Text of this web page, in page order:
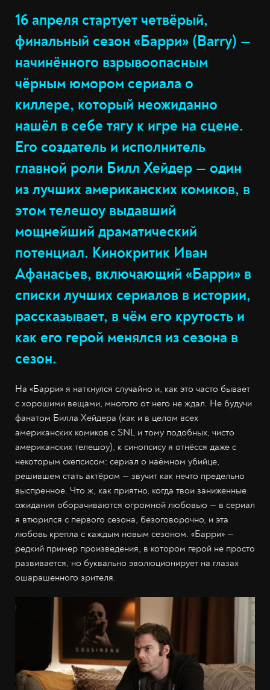
16 апреля стартует четвёрый,
финальный сезон «Барри» (Barry) —
начинённого взрывоопасным
чёрным юмором сериала о
киллере, который неожиданно
нашёл в себе тягу к игре на сцене.
Его создатель и исполнитель
главной роли Билл Хейдер — один
из лучших американских комиков, в
этом телешоу выдавший
мощнейший драматический
потенциал. Кинокритик Иван
Афанасьев, включающий «Барри» в
списки лучших сериалов в истории,
рассказывает, в чём его крутость и
как его герой менялся из сезона в
сезон.
На «Барри» я наткнулся случайно и, как это часто бывает
с хорошими вещами, многого от него не ждал. Не будучи
фанатом Билла Хейдера (как и в целом всех
американских комиков с SNL и тому подобных, чисто
американских телешоу), к синопсису я отнёсся даже с
некоторым скепсисом: сериал о наёмном убийце,
решившем стать актёром — звучит как нечто предельно
выспренное. Что ж, как приятно, когда твои заниженные
ожидания оборачиваются огромной любовью — в сериал
я втюрился с первого сезона, безоговорочно, и эта
любовь крепла с каждым новым сезоном. «Барри» —
редкий пример произведения, в котором герой не просто
развивается, но буквально эволюционирует на глазах
ошарашенного зрителя.